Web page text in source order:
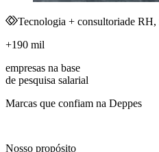
Tecnologia + consultoriade RH,
+190 mil
empresas na base
de pesquisa salarial
Marcas que confiam na Deppes
Nosso propósito